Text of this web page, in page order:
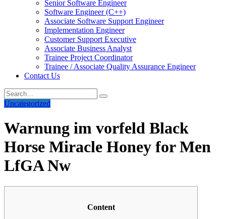
Senior Software Engineer
Software Engineer (C++)
Associate Software Support Engineer
Implementation Engineer
Customer Support Executive
Associate Business Analyst
Trainee Project Coordinator
Trainee / Associate Quality Assurance Engineer
Contact Us
Uncategorized
Warnung im vorfeld Black
Horse Miracle Honey for Men
LfGA Nw
Content